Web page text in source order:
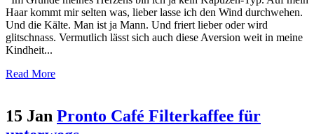
Haar kommt mir selten was, lieber lasse ich den Wind durchwehen.
Und die Kälte. Man ist ja Mann. Und friert lieber oder wird
glitschnass. Vermutlich lässt sich auch diese Aversion weit in meine
Kindheit...
Read More
15 Jan Pronto Café Filterkaffee für